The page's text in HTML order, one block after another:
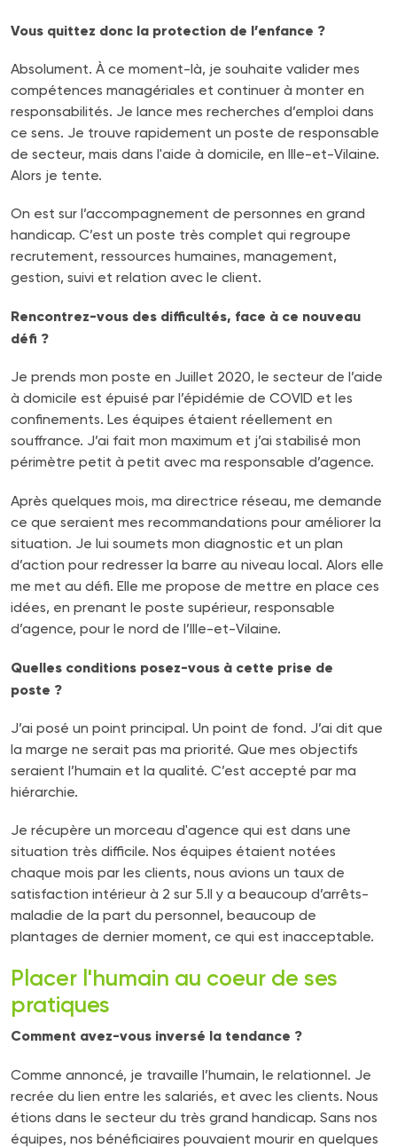
Vous quittez donc la protection de l’enfance ?
Absolument. À ce moment-là, je souhaite valider mes
compétences managériales et continuer à monter en
responsabilités. Je lance mes recherches d’emploi dans
ce sens. Je trouve rapidement un poste de responsable
de secteur, mais dans l'aide à domicile, en Ille-et-Vilaine.
Alors je tente.
On est sur l’accompagnement de personnes en grand
handicap. C’est un poste très complet qui regroupe
recrutement, ressources humaines, management,
gestion, suivi et relation avec le client.
Rencontrez-vous des difficultés, face à ce nouveau
défi ?
Je prends mon poste en Juillet 2020, le secteur de l’aide
à domicile est épuisé par l’épidémie de COVID et les
confinements. Les équipes étaient réellement en
souffrance. J’ai fait mon maximum et j’ai stabilisé mon
périmètre petit à petit avec ma responsable d’agence.
Après quelques mois, ma directrice réseau, me demande
ce que seraient mes recommandations pour améliorer la
situation. Je lui soumets mon diagnostic et un plan
d’action pour redresser la barre au niveau local. Alors elle
me met au défi. Elle me propose de mettre en place ces
idées, en prenant le poste supérieur, responsable
d’agence, pour le nord de l’Ille-et-Vilaine.
Quelles conditions posez-vous à cette prise de
poste ?
J’ai posé un point principal. Un point de fond. J’ai dit que
la marge ne serait pas ma priorité. Que mes objectifs
seraient l’humain et la qualité. C’est accepté par ma
hiérarchie.
Je récupère un morceau d'agence qui est dans une
situation très difficile. Nos équipes étaient notées
chaque mois par les clients, nous avions un taux de
satisfaction intérieur à 2 sur 5.Il y a beaucoup d’arrêts-
maladie de la part du personnel, beaucoup de
plantages de dernier moment, ce qui est inacceptable.
Placer l'humain au coeur de ses
pratiques
Comment avez-vous inversé la tendance ?
Comme annoncé, je travaille l’humain, le relationnel. Je
recrée du lien entre les salariés, et avec les clients. Nous
étions dans le secteur du très grand handicap. Sans nos
équipes, nos bénéficiaires pouvaient mourir en quelques